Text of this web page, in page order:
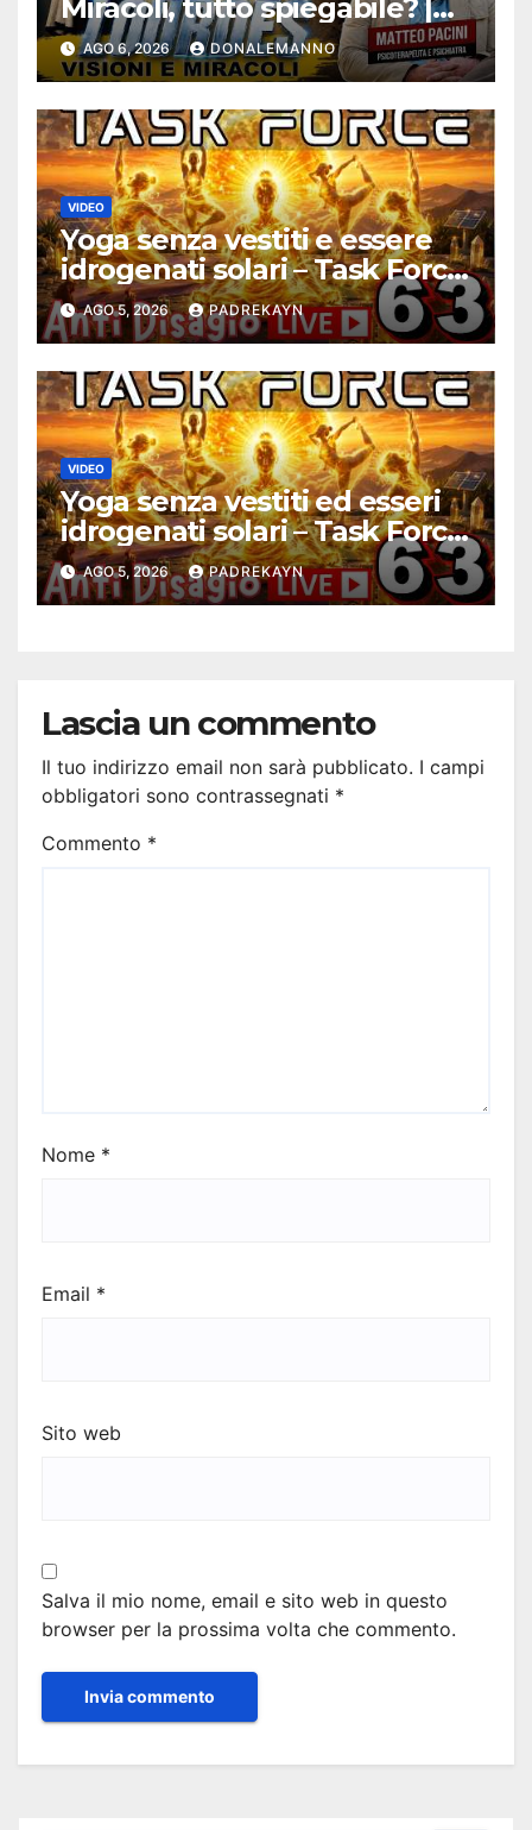
Miracoli, tutto spiegabile? |
Debunking |
#ConfessionalePodcast 294
AGO 6, 2026 DONALEMANNO
VIDEO
Yoga senza vestiti e essere
idrogenati solari – Task Force
Antidisagio ep. 63
AGO 5, 2026 PADREKAYN
VIDEO
Yoga senza vestiti ed esseri
idrogenati solari – Task Force
Antidisagio 63
AGO 5, 2026 PADREKAYN
Lascia un commento
Il tuo indirizzo email non sarà pubblicato. I campi
obbligatori sono contrassegnati *
Commento *
Nome *
Email *
Sito web
Salva il mio nome, email e sito web in questo
browser per la prossima volta che commento.